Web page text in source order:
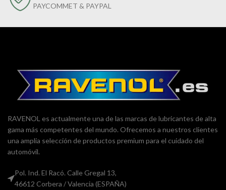
PAYCOMMET & PAYPAL
RAVENOL es actualmente una de las marcas de lubricantes de alta
gama más competentes del mundo. Ofrecemos a nuestros clientes
una amplia selección de productos premium para el cuidado del
automóvil.
Pol. Ind. El Racó. Calle Gregal 13,
46612 Corbera / Valencia (ESPAÑA)